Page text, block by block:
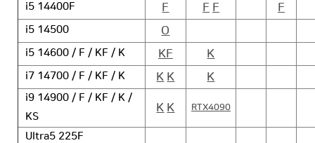
i5 14400F F F F F
i5 14500 O
i5 14600 / F / KF / K KF K
i7 14700 / F / KF / K K K K
i9 14900 / F / KF / K /
KS
K K RTX4090
Ultra5 225F